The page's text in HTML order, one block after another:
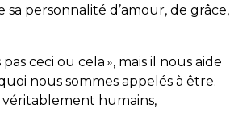
sa personnalité d’amour, de grâce,
ceci ou cela », mais il nous aide
nous sommes appelés à être.
véritablement humains,